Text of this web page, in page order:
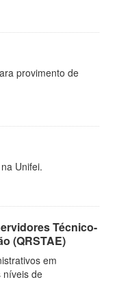
provimento de
Unifei.
Técnico-
(QRSTAE)
em
níveis de